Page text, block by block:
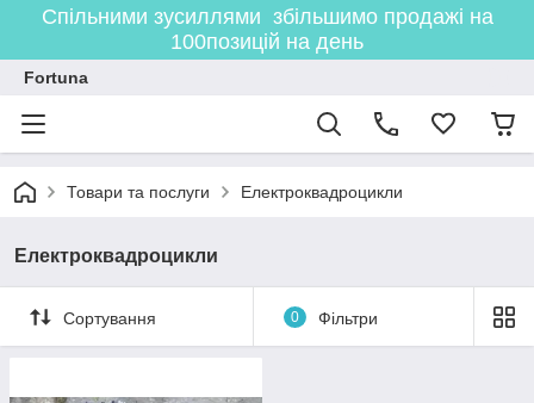
Спільними зусиллями збільшимо продажі на
100позицій на день
Fortuna
Товари та послуги Електроквадроцикли
Електроквадроцикли
Сортування 0 Фільтри